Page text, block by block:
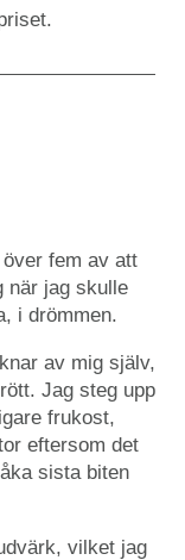
fem av att
när jag skulle
i drömmen.
av mig själv,
Jag steg upp
frukost,
eftersom det
sista biten
vilket jag